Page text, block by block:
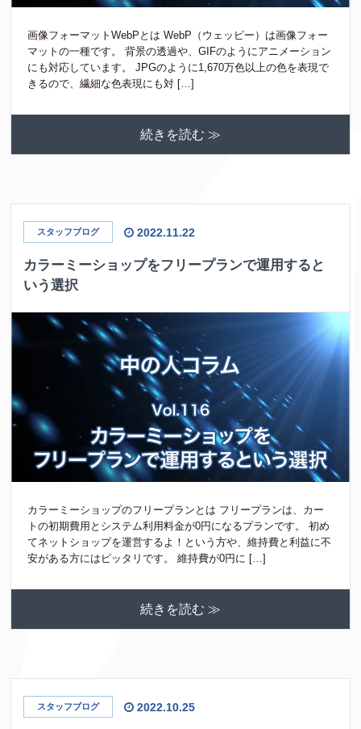
画像フォーマットWebPとは WebP（ウェッピー）は画像フォー
マットの一種です。 背景の透過や、GIFのようにアニメーション
にも対応しています。 JPGのように1,670万色以上の色を表現で
きるので、繊細な色表現にも対 […]
続きを読む ≫
スタッフブログ 2022.11.22
カラーミーショップをフリープランで運用すると
いう選択
カラーミーショップのフリープランとは フリープランは、カー
トの初期費用とシステム利用料金が0円になるプランです。 初め
てネットショップを運営するよ！という方や、維持費と利益に不
安がある方にはピッタリです。 維持費が0円に […]
続きを読む ≫
スタッフブログ 2022.10.25